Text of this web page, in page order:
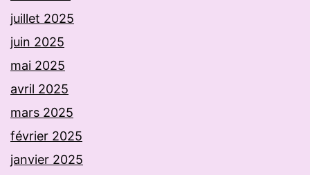
juillet 2025
juin 2025
mai 2025
avril 2025
mars 2025
février 2025
janvier 2025